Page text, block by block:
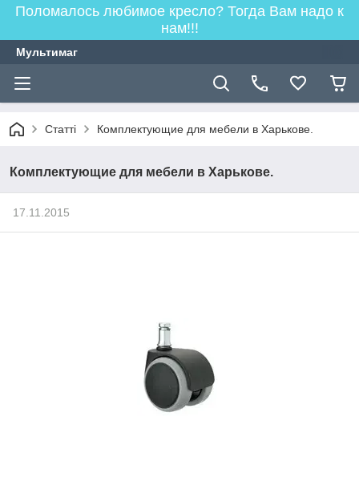
Поломалось любимое кресло? Тогда Вам надо к
нам!!!
Мультимаг
Статті Комплектующие для мебели в Харькове.
Комплектующие для мебели в Харькове.
17.11.2015